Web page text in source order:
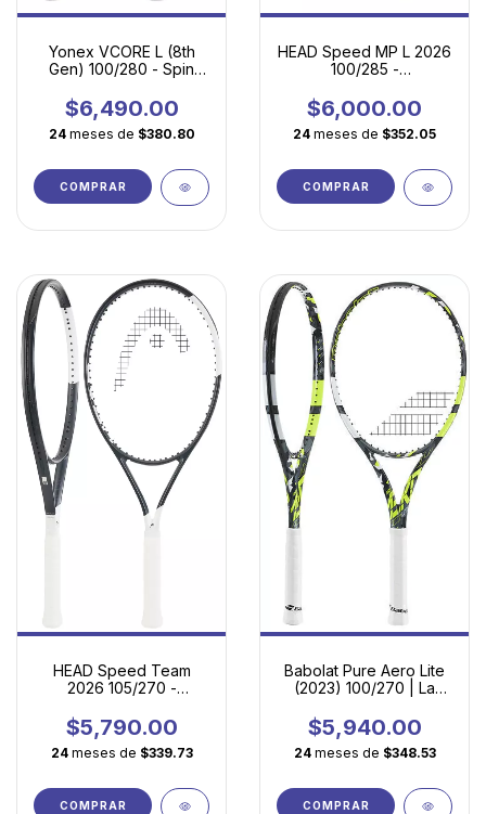
Yonex VCORE L (8th
Gen) 100/280 - Spin
accesible y máxima
maniobrabilidad
$6,490.00
24 meses de $380.80
COMPRAR
HEAD Speed MP L 2026
100/285 -
comodidad y potencia
controlada
$6,000.00
24 meses de $352.05
COMPRAR
HEAD Speed Team
2026 105/270 -
tolerancia y máxima
manejabilidad
$5,790.00
24 meses de $339.73
COMPRAR
Babolat Pure Aero Lite
(2023) 100/270 | La
Moderno en Versión
Ultraligera
$5,940.00
24 meses de $348.53
COMPRAR